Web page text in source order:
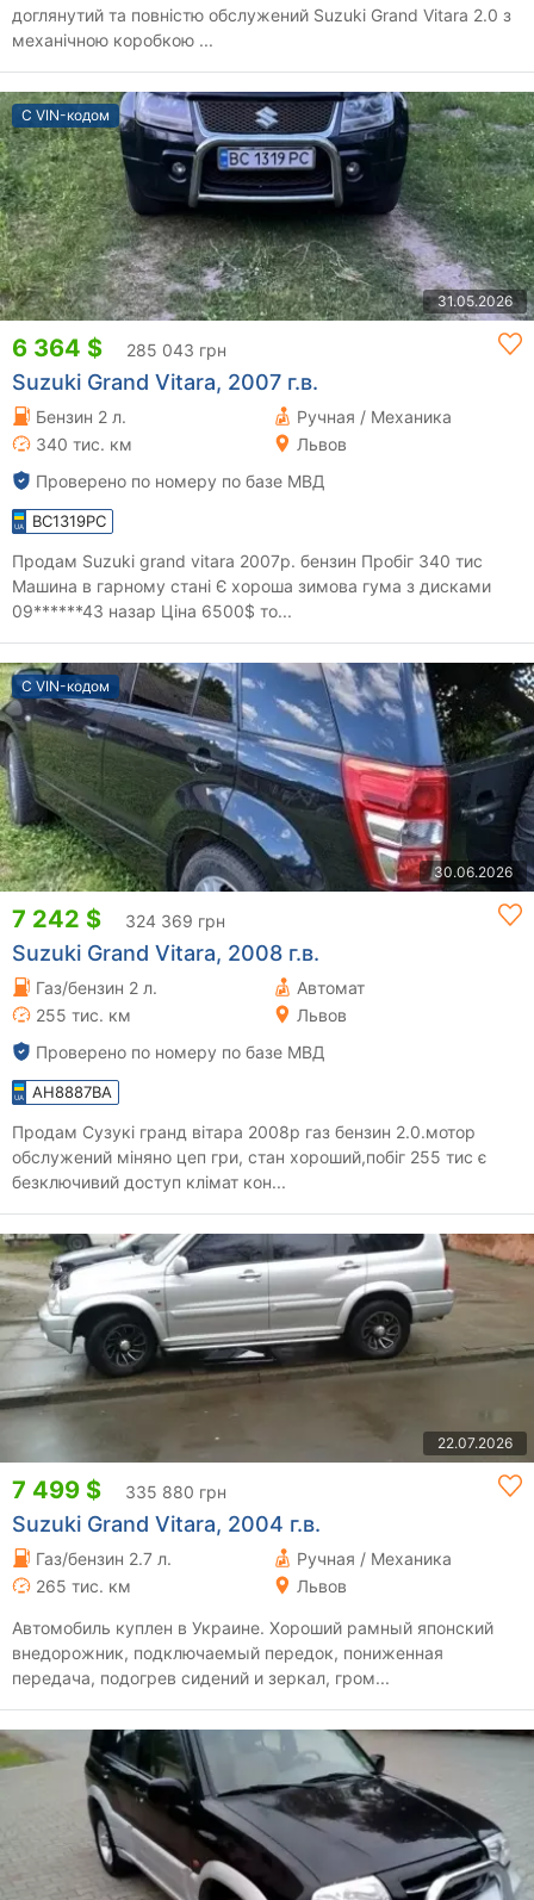
доглянутий та повністю обслужений Suzuki Grand Vitara 2.0 з
механічною коробкою ...
С VIN-кодом
31.05.2026
6 364 $ 285 043 грн
Suzuki Grand Vitara, 2007 г.в.
Бензин 2 л.
Ручная / Механика
340 тис. км
Львов
Проверено по номеру по базе МВД
BC1319PC
Продам Suzuki grand vitara 2007р. бензин Пробіг 340 тис
Машина в гарному стані Є хороша зимова гума з дисками
09******43 назар Ціна 6500$ то...
С VIN-кодом
30.06.2026
7 242 $ 324 369 грн
Suzuki Grand Vitara, 2008 г.в.
Газ/бензин 2 л.
Автомат
255 тис. км
Львов
Проверено по номеру по базе МВД
AH8887BA
Продам Сузукі гранд вітара 2008р газ бензин 2.0.мотор
обслужений міняно цеп гри, стан хороший,побіг 255 тис є
безключивий доступ клімат кон...
22.07.2026
7 499 $ 335 880 грн
Suzuki Grand Vitara, 2004 г.в.
Газ/бензин 2.7 л.
Ручная / Механика
265 тис. км
Львов
Автомобиль куплен в Украине. Хороший рамный японский
внедорожник, подключаемый передок, пониженная
передача, подогрев сидений и зеркал, гром...